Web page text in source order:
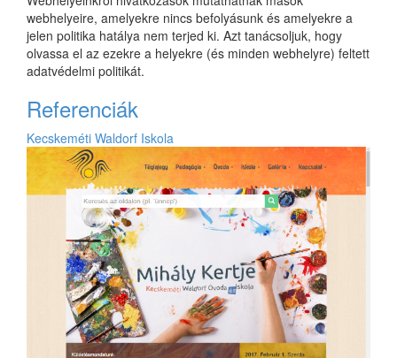
webhelyeire, amelyekre nincs befolyásunk és amelyekre a
jelen politika hatálya nem terjed ki. Azt tanácsoljuk, hogy
olvassa el az ezekre a helyekre (és minden webhelyre) feltett
adatvédelmi politikát.
Referenciák
Kecskeméti Waldorf Iskola